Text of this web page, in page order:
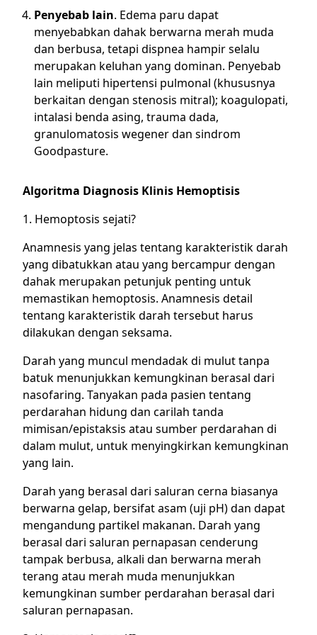
Penyebab lain. Edema paru dapat
menyebabkan dahak berwarna merah muda
dan berbusa, tetapi dispnea hampir selalu
merupakan keluhan yang dominan. Penyebab
lain meliputi hipertensi pulmonal (khususnya
berkaitan dengan stenosis mitral); koagulopati,
intalasi benda asing, trauma dada,
granulomatosis wegener dan sindrom
Goodpasture.
Algoritma Diagnosis Klinis Hemoptisis
1. Hemoptosis sejati?
Anamnesis yang jelas tentang karakteristik darah
yang dibatukkan atau yang bercampur dengan
dahak merupakan petunjuk penting untuk
memastikan hemoptosis. Anamnesis detail
tentang karakteristik darah tersebut harus
dilakukan dengan seksama.
Darah yang muncul mendadak di mulut tanpa
batuk menunjukkan kemungkinan berasal dari
nasofaring. Tanyakan pada pasien tentang
perdarahan hidung dan carilah tanda
mimisan/epistaksis atau sumber perdarahan di
dalam mulut, untuk menyingkirkan kemungkinan
yang lain.
Darah yang berasal dari saluran cerna biasanya
berwarna gelap, bersifat asam (uji pH) dan dapat
mengandung partikel makanan. Darah yang
berasal dari saluran pernapasan cenderung
tampak berbusa, alkali dan berwarna merah
terang atau merah muda menunjukkan
kemungkinan sumber perdarahan berasal dari
saluran pernapasan.